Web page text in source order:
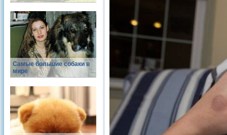
Самые большие собаки в
мире